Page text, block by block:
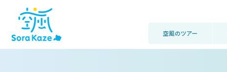
空風のツアー